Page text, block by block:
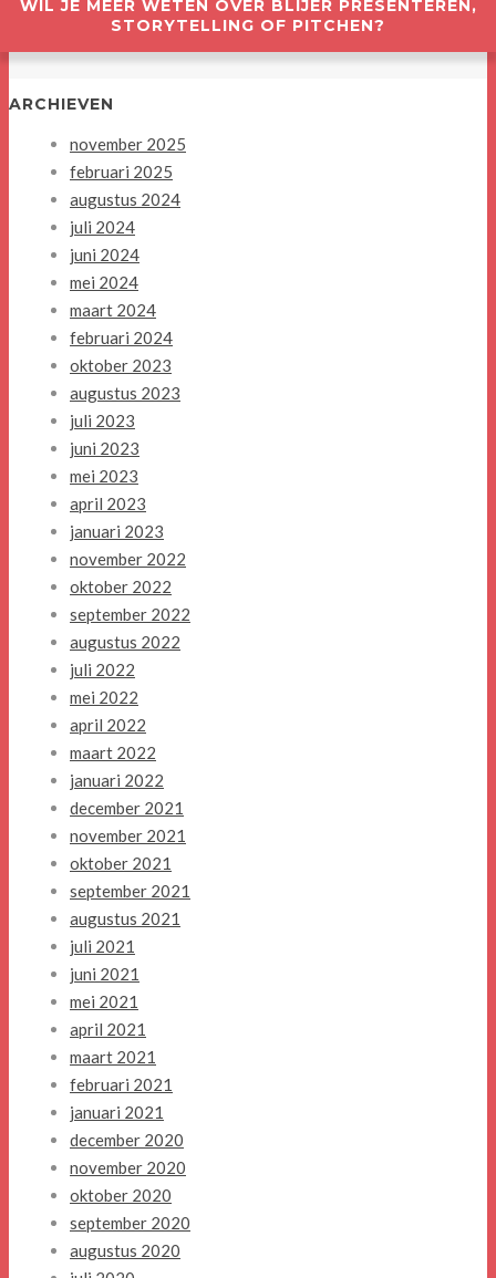
WIL JE MEER WETEN OVER BLIJER PRESENTEREN,
STORYTELLING OF PITCHEN?
ARCHIEVEN
november 2025
februari 2025
augustus 2024
juli 2024
juni 2024
mei 2024
maart 2024
februari 2024
oktober 2023
augustus 2023
juli 2023
juni 2023
mei 2023
april 2023
januari 2023
november 2022
oktober 2022
september 2022
augustus 2022
juli 2022
mei 2022
april 2022
maart 2022
januari 2022
december 2021
november 2021
oktober 2021
september 2021
augustus 2021
juli 2021
juni 2021
mei 2021
april 2021
maart 2021
februari 2021
januari 2021
december 2020
november 2020
oktober 2020
september 2020
augustus 2020